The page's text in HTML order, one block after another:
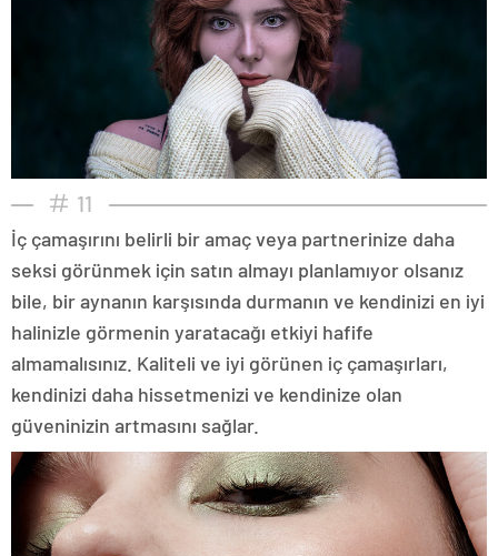
11
İç çamaşırını belirli bir amaç veya partnerinize daha
seksi görünmek için satın almayı planlamıyor olsanız
bile, bir aynanın karşısında durmanın ve kendinizi en iyi
halinizle görmenin yaratacağı etkiyi hafife
almamalısınız. Kaliteli ve iyi görünen iç çamaşırları,
kendinizi daha hissetmenizi ve kendinize olan
güveninizin artmasını sağlar.